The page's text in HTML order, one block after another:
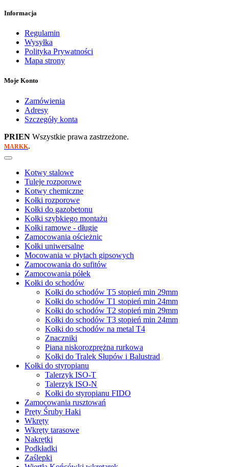
Informacja
Regulamin
Wysyłka
Polityka Prywatności
Mapa strony
Moje Konto
Zamówienia
Adresy
Szczegóły konta
PRIEN Wszystkie prawa zastrzeżone.
MARKK.
Kotwy stalowe
Tuleje rozporowe
Kotwy chemiczne
Kołki rozporowe
Kołki do gazobetonu
Kołki szybkiego montażu
Kołki ramowe - długie
Zamocowania ościeżnic
Kołki uniwersalne
Mocowania w płytach gipsowych
Zamocowania do sufitów
Zamocowania półek
Kołki do schodów
Kołki do schodów T5 stopień min 29mm
Kołki do schodów T1 stopień min 24mm
Kołki do schodów T2 stopień min 29mm
Kołki do schodów T3 stopień min 24mm
Kołki do schodów na metal T4
Znaczniki
Piana niskorozprężna rurkowa
Kołki do Tralek Słupów i Balustrad
Kołki do styropianu
Talerzyk ISO-T
Talerzyk ISO-N
Kołki do styropianu FIDO
Zamocowania rusztowań
Pręty Śruby Haki
Wkręty
Wkręty tarasowe
Nakrętki
Podkładki
Zaślepki